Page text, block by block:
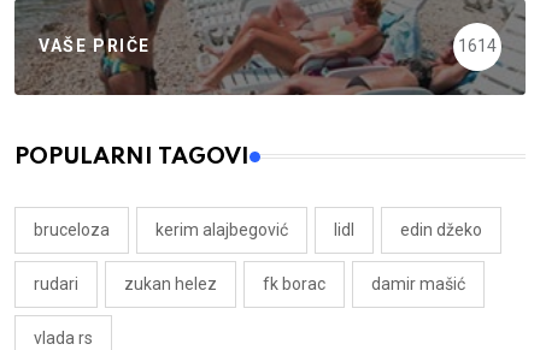
VAŠE PRIČE 1614
POPULARNI TAGOVI
bruceloza kerim alajbegović lidl edin džeko
rudari zukan helez fk borac damir mašić
vlada rs